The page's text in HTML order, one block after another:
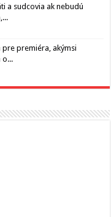
a sudcovia ak nebudú
premiéra, akýmsi
o...